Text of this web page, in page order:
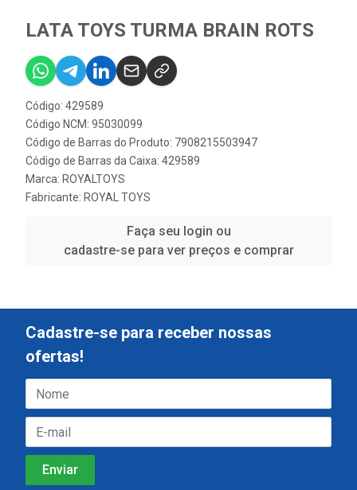
LATA TOYS TURMA BRAIN ROTS
Código: 429589
Código NCM: 95030099
Código de Barras do Produto: 7908215503947
Código de Barras da Caixa: 429589
Marca: ROYALTOYS
Fabricante: ROYAL TOYS
Faça seu login ou
cadastre-se para ver preços e comprar
Cadastre-se para receber nossas
ofertas!